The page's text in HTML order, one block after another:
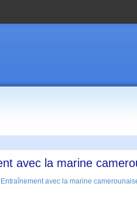
avec la marine